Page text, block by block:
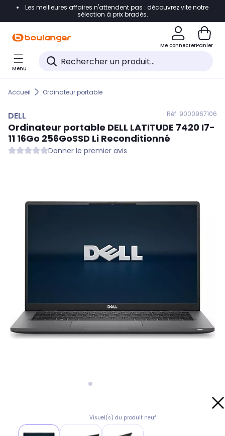
Accéder directement à la navigation
Accéder directement au pied de page
Accéder directement au chatbot
Les meilleures affaires n'attendent pas : découvrez vite notre
sélection à prix bradés.
Me connecterPanier
Menu
Accueil Ordinateur portable
DELL Réf. 9000967106
Ordinateur portable DELL LATITUDE 7420 I7-
11 16Go 256GoSSD Li Reconditionné
Donner le premier avis
Visuel(s) du produit neuf